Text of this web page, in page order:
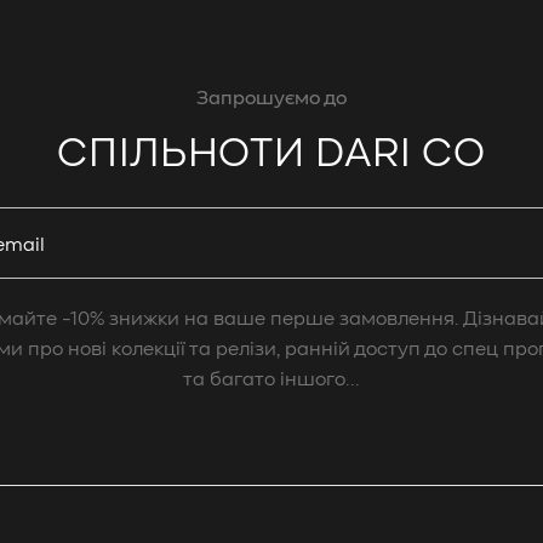
Запрошуємо до
СПІЛЬНОТИ DARI CO
-10% знижки на ваше перше замовлення.
про нові колекції та релізи, ранній доступ до спец
та багато іншого...